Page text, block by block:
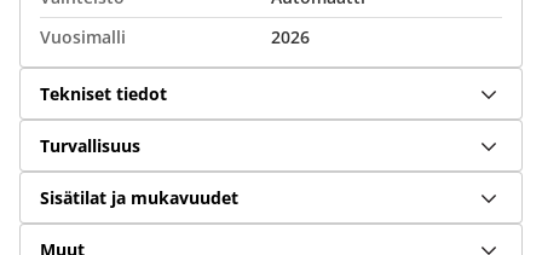
Vuosimalli
2026
Tekniset tiedot
Turvallisuus
Sisätilat ja mukavuudet
Muut